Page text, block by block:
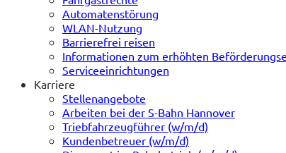
Automatenstörung
WLAN-Nutzung
Barrierefrei reisen
Informationen zum erhöhten
Serviceeinrichtungen
Karriere
Stellenangebote
Arbeiten bei der S-Bahn Hannover
Triebfahrzeugführer (w/m/d)
Kundenbetreuer (w/m/d)